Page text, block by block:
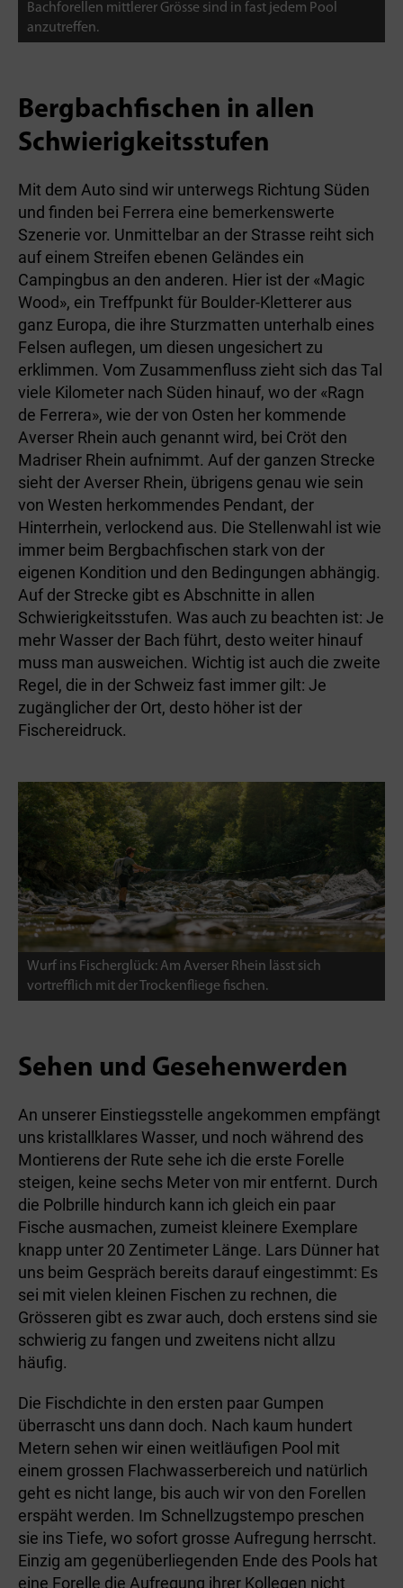
Bachforellen mittlerer Grösse sind in fast jedem Pool
anzutreffen.
Bergbachfischen in allen
Schwierigkeitsstufen
Mit dem Auto sind wir unterwegs Richtung Süden
und finden bei Ferrera eine bemerkenswerte
Szenerie vor. Unmittelbar an der Strasse reiht sich
auf einem Streifen ebenen Geländes ein
Campingbus an den anderen. Hier ist der «Magic
Wood», ein Treffpunkt für Boulder-Kletterer aus
ganz Europa, die ihre Sturzmatten unterhalb eines
Felsen auflegen, um diesen ungesichert zu
erklimmen. Vom Zusammenfluss zieht sich das Tal
viele Kilometer nach Süden hinauf, wo der «Ragn
de Ferrera», wie der von Osten her kommende
Averser Rhein auch genannt wird, bei Cröt den
Madriser Rhein aufnimmt. Auf der ganzen Strecke
sieht der Averser Rhein, übrigens genau wie sein
von Westen herkommendes Pendant, der
Hinterrhein, verlockend aus. Die Stellenwahl ist wie
immer beim Bergbachfischen stark von der
eigenen Kondition und den Bedingungen abhängig.
Auf der Strecke gibt es Abschnitte in allen
Schwierigkeitsstufen. Was auch zu beachten ist: Je
mehr Wasser der Bach führt, desto weiter hinauf
muss man ausweichen. Wichtig ist auch die zweite
Regel, die in der Schweiz fast immer gilt: Je
zugänglicher der Ort, desto höher ist der
Fischereidruck.
Wurf ins Fischerglück: Am Averser Rhein lässt sich
vortrefflich mit der Trockenfliege fischen.
Sehen und Gesehenwerden
An unserer Einstiegsstelle angekommen empfängt
uns kristallklares Wasser, und noch während des
Montierens der Rute sehe ich die erste Forelle
steigen, keine sechs Meter von mir entfernt. Durch
die Polbrille hindurch kann ich gleich ein paar
Fische ausmachen, zumeist kleinere Exemplare
knapp unter 20 Zentimeter Länge. Lars Dünner hat
uns beim Gespräch bereits darauf eingestimmt: Es
sei mit vielen kleinen Fischen zu rechnen, die
Grösseren gibt es zwar auch, doch erstens sind sie
schwierig zu fangen und zweitens nicht allzu
häufig.
Die Fischdichte in den ersten paar Gumpen
überrascht uns dann doch. Nach kaum hundert
Metern sehen wir einen weitläufigen Pool mit
einem grossen Flachwasserbereich und natürlich
geht es nicht lange, bis auch wir von den Forellen
erspäht werden. Im Schnellzugstempo preschen
sie ins Tiefe, wo sofort grosse Aufregung herrscht.
Einzig am gegenüberliegenden Ende des Pools hat
eine Forelle die Aufregung ihrer Kollegen nicht